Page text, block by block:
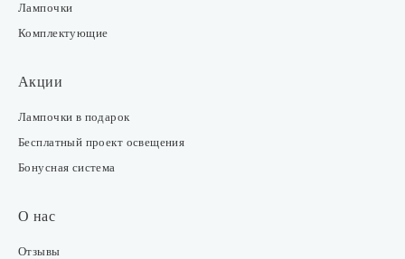
Лампочки
Комплектующие
Акции
Лампочки в подарок
Бесплатный проект освещения
Бонусная система
О нас
Отзывы